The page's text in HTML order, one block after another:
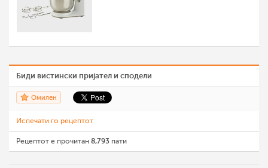
Биди вистински пријател и сподели
Омилен
Испечати го рецептот
Рецептот е прочитан 8,793 пати